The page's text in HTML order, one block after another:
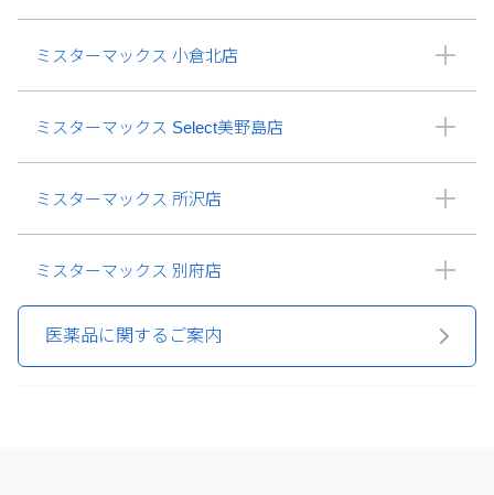
ミスターマックス 小倉北店
ミスターマックス Select美野島店
ミスターマックス 所沢店
ミスターマックス 別府店
医薬品に関するご案内